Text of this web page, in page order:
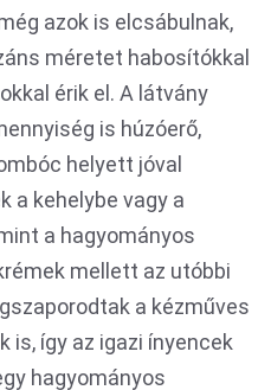
azok is elcsábulnak,
méretet habosítókkal
érik el. A látvány
is húzóerő,
helyett jóval
a kehelybe vagy a
a hagyományos
mellett az utóbbi
a kézműves
is, így az igazi ínyencek
hagyományos